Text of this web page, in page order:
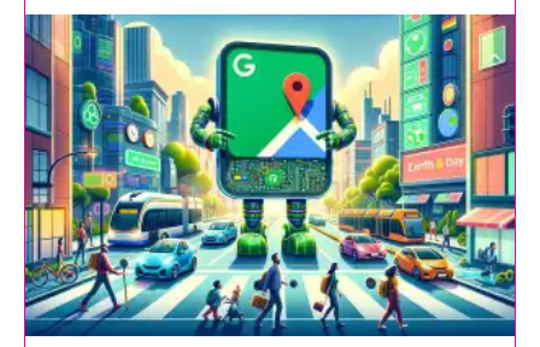
la
publication :